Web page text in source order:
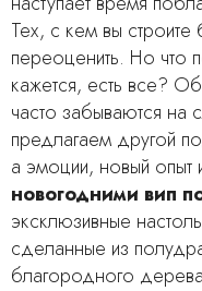
Тех, с кем вы
переоценить. Но что
кажется, есть все?
часто забываются
предлагаем другой
а эмоции, новый
новогодними вип
эксклюзивные
сделанные из
благородного